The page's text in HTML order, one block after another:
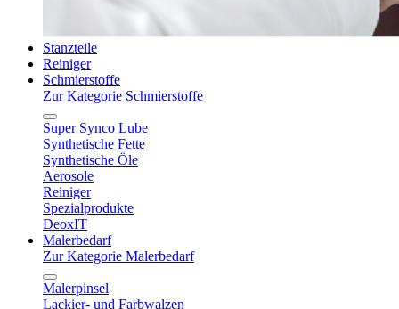
Stanzteile
Reiniger
Schmierstoffe
Zur Kategorie Schmierstoffe
Super Synco Lube
Synthetische Fette
Synthetische Öle
Aerosole
Reiniger
Spezialprodukte
DeoxIT
Malerbedarf
Zur Kategorie Malerbedarf
Malerpinsel
Lackier- und Farbwalzen